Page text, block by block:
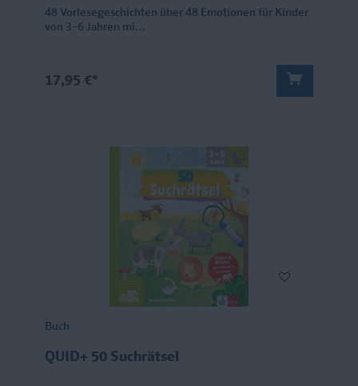
48 Vorlesegeschichten über 48 Emotionen für Kinder
von 3–6 Jahren mi...
17,95 €*
Buch
QUID+ 50 Suchrätsel